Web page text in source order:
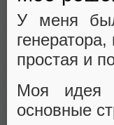
У меня
простая и
Моя идея
основные